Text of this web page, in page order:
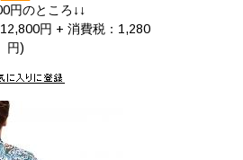
円のところ↓↓
円 + 消費税：1,280
円)